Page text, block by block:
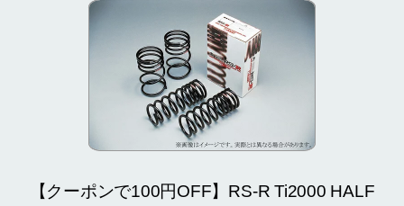
【クーポンで100円OFF】RS-R Ti2000 HALF